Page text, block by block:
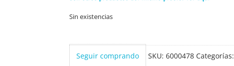
Sin existencias
Seguir comprando SKU: 6000478 Categorías: